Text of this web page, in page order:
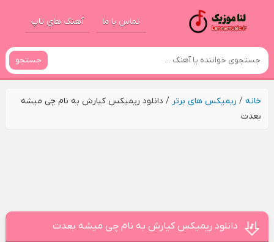
تماس با ما آهنگ های تاپ
جستجو
خانه/ ریمیکس های برتر / دانلود ریمیکس کیارش به نام چی میشه
بعدت
دانلود ریمیکس کیارش به نام چی میشه بعدت